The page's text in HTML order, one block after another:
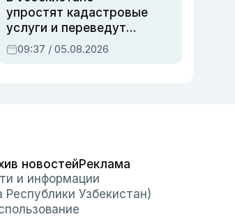
упростят кадастровые
услуги и переведут
регистрацию
недвижимости в
09:37 / 05.08.2026
новостейРеклама
и информации
Узбекистан)